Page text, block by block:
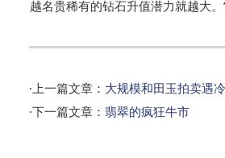
越名贵稀有的钻石升值潜力就越大。
·上一篇文章： 大规模和田玉拍卖遇冷
·下一篇文章： 翡翠的疯狂牛市